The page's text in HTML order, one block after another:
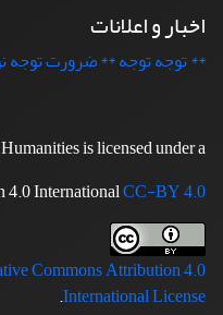
اخبار و اعلانات
** توجه توجه ** ضرورت توجه
is licensed under a
InternationalCC-BY 4.0
Commons Attribution 4.0
International License
.